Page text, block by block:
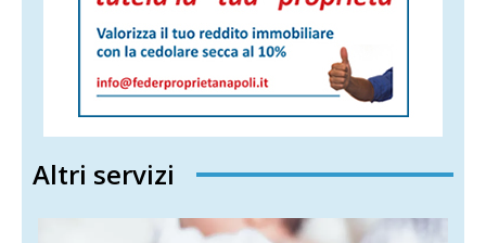
Altri servizi